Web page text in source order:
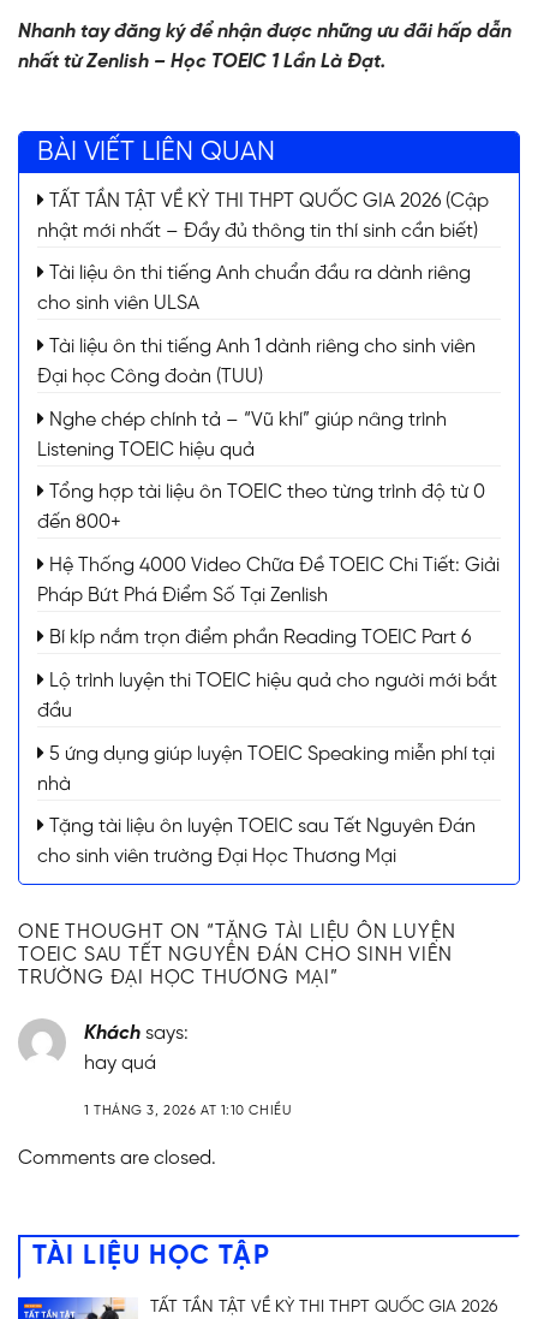
Nhanh tay đăng ký để nhận được những ưu đãi hấp dẫn
nhất từ Zenlish – Học TOEIC 1 Lần Là Đạt.
BÀI VIẾT LIÊN QUAN
TẤT TẦN TẬT VỀ KỲ THI THPT QUỐC GIA 2026 (Cập
nhật mới nhất – Đầy đủ thông tin thí sinh cần biết)
Tài liệu ôn thi tiếng Anh chuẩn đầu ra dành riêng
cho sinh viên ULSA
Tài liệu ôn thi tiếng Anh 1 dành riêng cho sinh viên
Đại học Công đoàn (TUU)
Nghe chép chính tả – “Vũ khí” giúp nâng trình
Listening TOEIC hiệu quả
Tổng hợp tài liệu ôn TOEIC theo từng trình độ từ 0
đến 800+
Hệ Thống 4000 Video Chữa Đề TOEIC Chi Tiết: Giải
Pháp Bứt Phá Điểm Số Tại Zenlish
Bí kíp nắm trọn điểm phần Reading TOEIC Part 6
Lộ trình luyện thi TOEIC hiệu quả cho người mới bắt
đầu
5 ứng dụng giúp luyện TOEIC Speaking miễn phí tại
nhà
Tặng tài liệu ôn luyện TOEIC sau Tết Nguyên Đán
cho sinh viên trường Đại Học Thương Mại
ONE THOUGHT ON “
TẶNG TÀI LIỆU ÔN LUYỆN
TOEIC SAU TẾT NGUYÊN ĐÁN CHO SINH VIÊN
TRƯỜNG ĐẠI HỌC THƯƠNG MẠI ”
Khách says:
hay quá
1 THÁNG 3, 2026 AT 1:10 CHIỀU
Comments are closed.
TÀI LIỆU HỌC TẬP
TẤT TẦN TẬT VỀ KỲ THI THPT QUỐC GIA 2026
ĐĂNG KÝ TƯ VẤN